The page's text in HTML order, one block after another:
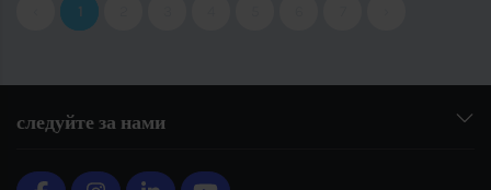
1
следуйте за нами